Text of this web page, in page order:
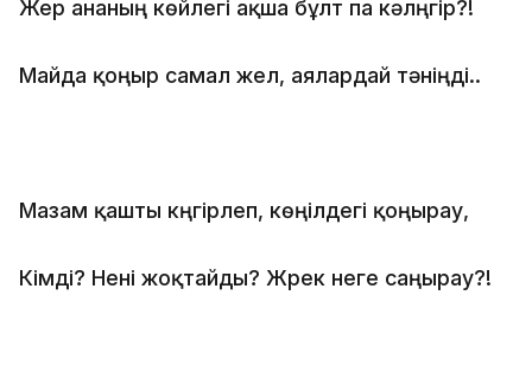
Жер ананың көйлегі ақша бұлт па кәлүңгір?!
Майда қоңыр самал жел, аялардай тәніңді..
Мазам қашты күңгірлеп, көңілдегі қоңырау,
Кімді? Нені жоқтайды? Жүрек неге саңырау?!